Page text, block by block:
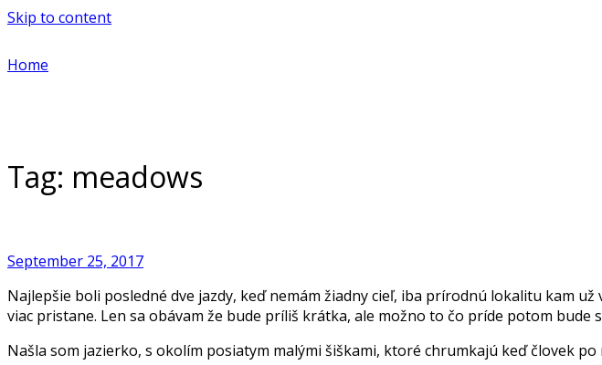
Skip to content
Home
Tag: meadows
September 25, 2017
Najlepšie boli posledné dve jazdy, keď nemám žiadny cieľ, iba prírodnú lokalitu kam
viac pristane. Len sa obávam že bude príliš krátka, ale možno to čo príde potom
Našla som jazierko, s okolím posiatym malými šiškami, ktoré chrumkajú keď človek po